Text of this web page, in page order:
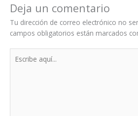
Deja un comentario
Tu dirección de correo electrónico no
campos obligatorios están marcados
aquí...